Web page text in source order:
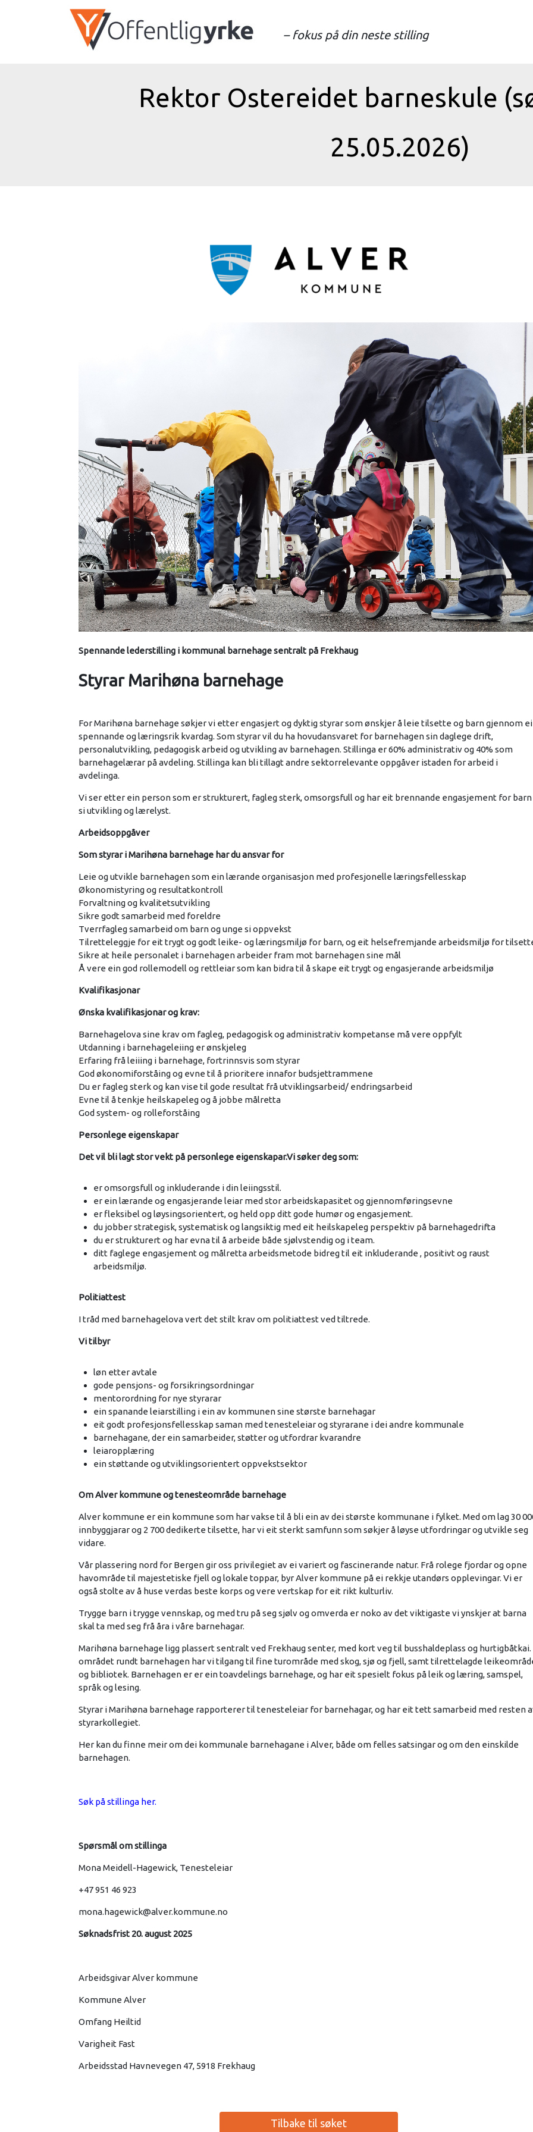
– fokus på din neste stilling
Rektor Ostereidet barneskule
25.05.2026)
Spennande lederstilling i kommunal barnehage sentralt på Frekhaug
Styrar Marihøna barnehage
For Marihøna barnehage søkjer vi etter engasjert og dyktig styrar som ønskjer å leie tilsette og barn gjennom
spennande og læringsrik kvardag. Som styrar vil du ha hovudansvaret for barnehagen sin daglege drift,
personalutvikling, pedagogisk arbeid og utvikling av barnehagen. Stillinga er 60% administrativ og 40% som
barnehagelærar på avdeling. Stillinga kan bli tillagt andre sektorrelevante oppgåver istaden for arbeid i
avdelinga.
Vi ser etter ein person som er strukturert, fagleg sterk, omsorgsfull og har eit brennande engasjement for barn
si utvikling og lærelyst.
Arbeidsoppgåver
Som styrar i Marihøna barnehage har du ansvar for
Leie og utvikle barnehagen som ein lærande organisasjon med profesjonelle læringsfellesskap
Økonomistyring og resultatkontroll
Forvaltning og kvalitetsutvikling
Sikre godt samarbeid med foreldre
Tverrfagleg samarbeid om barn og unge si oppvekst
Tilretteleggje for eit trygt og godt leike- og læringsmiljø for barn, og eit helsefremjande arbeidsmiljø for
Sikre at heile personalet i barnehagen arbeider fram mot barnehagen sine mål
Å vere ein god rollemodell og rettleiar som kan bidra til å skape eit trygt og engasjerande arbeidsmiljø
Kvalifikasjonar
Ønska kvalifikasjonar og krav:
Barnehagelova sine krav om fagleg, pedagogisk og administrativ kompetanse må vere oppfylt
Utdanning i barnehageleiing er ønskjeleg
Erfaring frå leiiing i barnehage, fortrinnsvis som styrar
God økonomiforståing og evne til å prioritere innafor budsjettrammene
Du er fagleg sterk og kan vise til gode resultat frå utviklingsarbeid/ endringsarbeid
Evne til å tenkje heilskapeleg og å jobbe målretta
God system- og rolleforståing
Personlege eigenskapar
Det vil bli lagt stor vekt på personlege eigenskapar.Vi søker deg som:
er omsorgsfull og inkluderande i din leiingsstil.
er ein lærande og engasjerande leiar med stor arbeidskapasitet og gjennomføringsevne
er fleksibel og løysingsorientert, og held opp ditt gode humør og engasjement.
du jobber strategisk, systematisk og langsiktig med eit heilskapeleg perspektiv på barnehagedrifta
du er strukturert og har evna til å arbeide både sjølvstendig og i team.
ditt faglege engasjement og målretta arbeidsmetode bidreg til eit inkluderande , positivt og raust
arbeidsmiljø.
Politiattest
I tråd med barnehagelova vert det stilt krav om politiattest ved tiltrede.
Vi tilbyr
løn etter avtale
gode pensjons- og forsikringsordningar
mentorordning for nye styrarar
ein spanande leiarstilling i ein av kommunen sine største barnehagar
eit godt profesjonsfellesskap saman med tenesteleiar og styrarane i dei andre kommunale
barnehagane, der ein samarbeider, støtter og utfordrar kvarandre
leiaropplæring
ein støttande og utviklingsorientert oppvekstsektor
Om Alver kommune og tenesteområde barnehage
Alver kommune er ein kommune som har vakse til å bli ein av dei største kommunane i fylket. Med om lag 30
innbyggjarar og 2 700 dedikerte tilsette, har vi eit sterkt samfunn som søkjer å løyse utfordringar og utvikle seg
vidare.
Vår plassering nord for Bergen gir oss privilegiet av ei variert og fascinerande natur. Frå rolege fjordar og opne
havområde til majestetiske fjell og lokale toppar, byr Alver kommune på ei rekkje utandørs opplevingar. Vi er
også stolte av å huse verdas beste korps og vere vertskap for eit rikt kulturliv.
Trygge barn i trygge vennskap, og med tru på seg sjølv og omverda er noko av det viktigaste vi ynskjer at barna
skal ta med seg frå åra i våre barnehagar.
Marihøna barnehage ligg plassert sentralt ved Frekhaug senter, med kort veg til busshaldeplass og hurtigbåtkai.
området rundt barnehagen har vi tilgang til fine turområde med skog, sjø og fjell, samt tilrettelagde
og bibliotek. Barnehagen er er ein toavdelings barnehage, og har eit spesielt fokus på leik og læring, samspel,
språk og lesing.
Styrar i Marihøna barnehage rapporterer til tenesteleiar for barnehagar, og har eit tett samarbeid med resten
styrarkollegiet.
Her kan du finne meir om dei kommunale barnehagane i Alver, både om felles satsingar og om den einskilde
barnehagen.
Søk på stillinga her.
Spørsmål om stillinga
Mona Meidell-Hagewick, Tenesteleiar
+47 951 46 923
mona.hagewick@alver.kommune.no
Søknadsfrist 20. august 2025
Arbeidsgivar Alver kommune
Kommune Alver
Omfang Heiltid
Varigheit Fast
Arbeidsstad Havnevegen 47, 5918 Frekhaug
Tilbake til søket